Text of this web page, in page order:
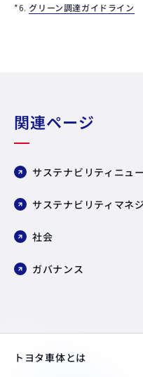
*6.グリーン調達ガイドライン
関連ページ
サステナビリティニュ
サステナビリティマネ
社会
ガバナンス
トヨタ車体とは